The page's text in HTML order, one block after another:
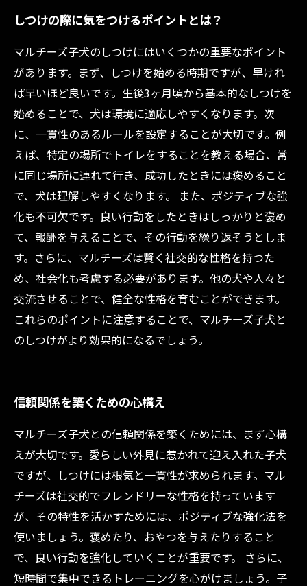
しつけの際に気をつけるポイントとは？
マルチーズ子犬のしつけにはいくつかの重要なポイント
があります。まず、しつけを始める時期ですが、早けれ
ば早いほど良いです。生後3ヶ月頃から基本的なしつけを
始めることで、犬は環境に適応しやすくなります。次
に、一貫性のあるルールを設定することが大切です。例
えば、特定の場所でトイレをすることを教える場合、常
に同じ場所に連れて行き、成功したときには褒めること
で、犬は理解しやすくなります。 また、ポジティブな強
化も不可欠です。良い行動をしたときはしっかりと褒め
て、報酬を与えることで、その行動を繰り返そうとしま
す。さらに、マルチーズは賢く社交的な性格を持つた
め、社会化も考慮する必要があります。他の犬や人々と
交流させることで、健全な性格を育むことができます。
これらのポイントに注意することで、マルチーズ子犬と
のしつけがより効果的になるでしょう。
信頼関係を築くための心構え
マルチーズ子犬との信頼関係を築くためには、まず心構
えが大切です。愛らしい外見に惹かれて迎え入れた子犬
ですが、しつけには根気と一貫性が求められます。マル
チーズは社交的でフレンドリーな性格を持っています
が、その特性を活かすためには、ポジティブな強化法を
使いましょう。褒めたり、おやつを与えたりすること
で、良い行動を強化していくことが重要です。 さらに、
短時間で集中できるトレーニングを心がけましょう。子